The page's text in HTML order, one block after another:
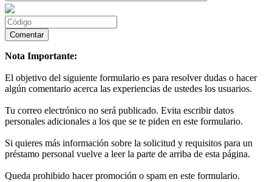
Nota Importante:
El objetivo del siguiente formulario es para resolver dudas o hacer
algún comentario acerca las experiencias de ustedes los usuarios.
Tu correo electrónico no será publicado. Evita escribir datos
personales adicionales a los que se te piden en este formulario.
Si quieres más información sobre la solicitud y requisitos para un
préstamo personal vuelve a leer la parte de arriba de esta página.
Queda prohibido hacer promoción o spam en este formulario.